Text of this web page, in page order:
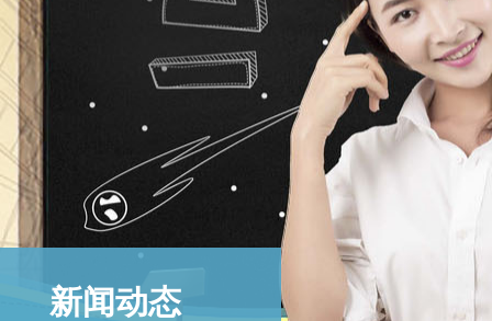
新闻动态